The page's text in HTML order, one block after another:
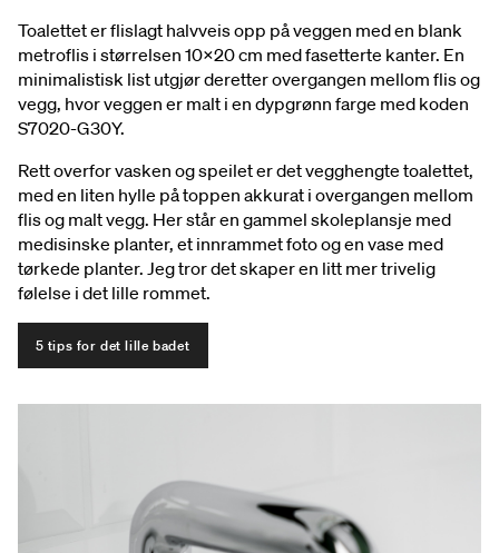
Toalettet er flislagt halvveis opp på veggen med en blank
metroflis i størrelsen 10×20 cm med fasetterte kanter. En
minimalistisk list utgjør deretter overgangen mellom flis og
vegg, hvor veggen er malt i en dypgrønn farge med koden
S7020-G30Y.
Rett overfor vasken og speilet er det vegghengte toalettet,
med en liten hylle på toppen akkurat i overgangen mellom
flis og malt vegg. Her står en gammel skoleplansje med
medisinske planter, et innrammet foto og en vase med
tørkede planter. Jeg tror det skaper en litt mer trivelig
følelse i det lille rommet.
5 tips for det lille badet